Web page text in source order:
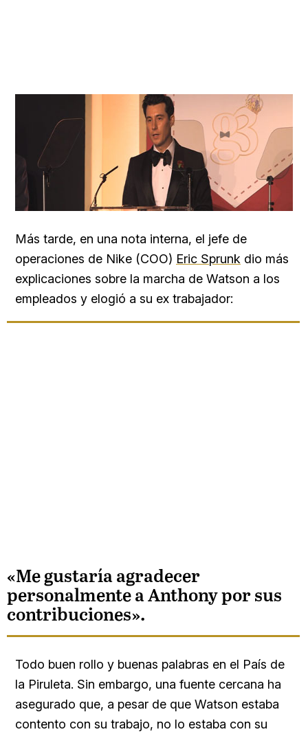
Más tarde, en una nota interna, el jefe de
operaciones de Nike (COO) Eric Sprunk dio más
explicaciones sobre la marcha de Watson a los
empleados y elogió a su ex trabajador:
«Me gustaría agradecer
personalmente a Anthony por sus
contribuciones».
Todo buen rollo y buenas palabras en el País de
la Piruleta. Sin embargo, una fuente cercana ha
asegurado que, a pesar de que Watson estaba
contento con su trabajo, no lo estaba con su